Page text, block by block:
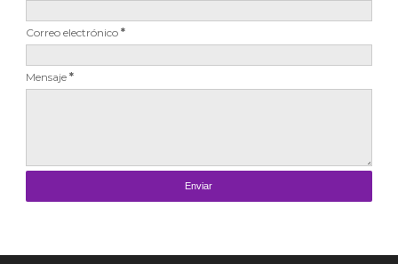
Correo electrónico *
Mensaje *